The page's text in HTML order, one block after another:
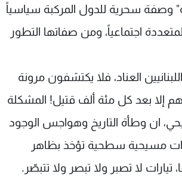
وصفة سحرية للدول المركبة سياسياً
اجتماعياً، ومن صفاتها التطور
العناد، فلا يكتشفون مرونة
إلا بعد كل مئة ألف قتيل! المشكلة
ان وطأة التاريخ وهواجس الوجود
مسيحية سطحية تؤخذ بظاهر
تيارات لا تصبر ولا تبصر ولا تتبصّر.